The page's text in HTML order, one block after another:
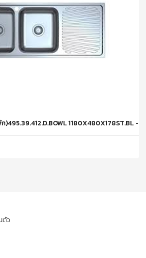
1180X480X178ST.BL -
ตัว